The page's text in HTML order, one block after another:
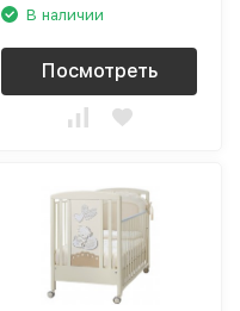
В наличии
Посмотреть